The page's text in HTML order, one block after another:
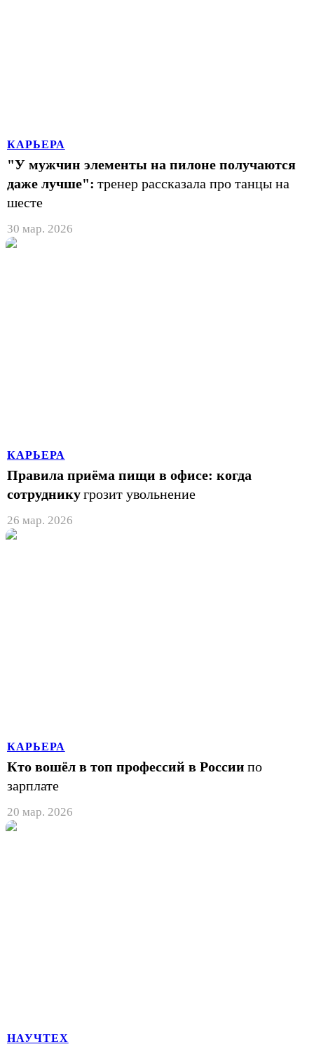
КАРЬЕРА
"У мужчин элементы на пилоне получаются
даже лучше": тренер рассказала про танцы на
шесте
30 мар. 2026
КАРЬЕРА
Правила приёма пищи в офисе: когда
сотрудникугрозит увольнение
26 мар. 2026
КАРЬЕРА
Кто вошёл в топ профессий в России по
зарплате
20 мар. 2026
НАУЧТЕХ